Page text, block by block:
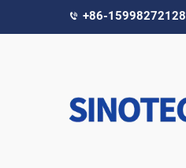
+86-15998272128